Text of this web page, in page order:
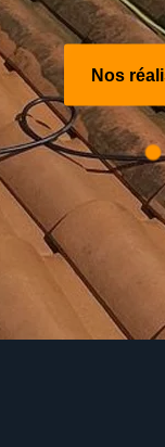
Nos